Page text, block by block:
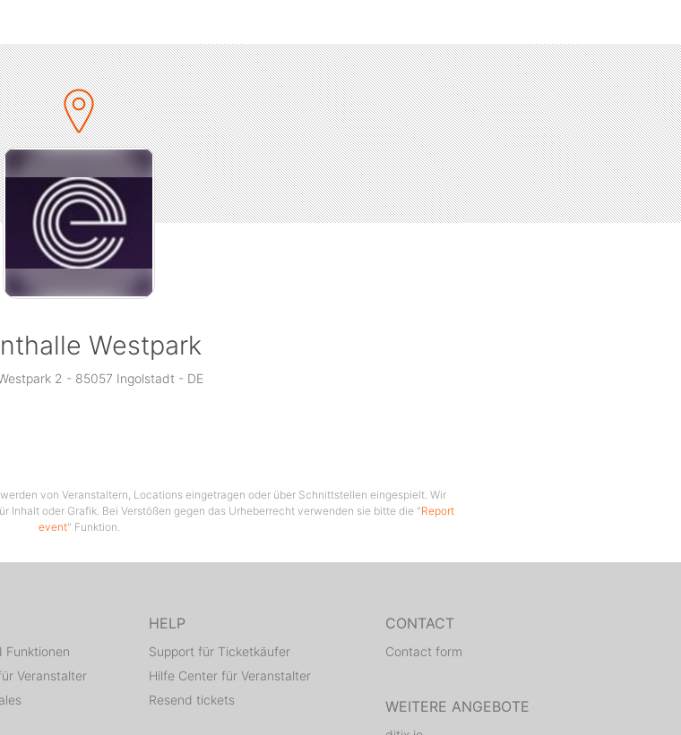
Westpark
2 - 85057 Ingolstadt - DE
von Veranstaltern, Locations eingetragen oder über Schnittstellen eingespielt. Wir
oder Grafik. Bei Verstößen gegen das Urheberrecht verwenden sie bitte die "Report
event" Funktion.
Funktionen
Veranstalter
HELP
Support für Ticketkäufer
Hilfe Center für Veranstalter
Resend tickets
CONTACT
Contact form
WEITERE ANGEBOTE